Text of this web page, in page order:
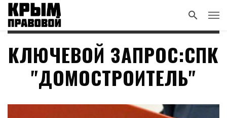
КЛЮЧЕВОЙ ЗАПРОС:СПК
"ДОМОСТРОИТЕЛЬ"